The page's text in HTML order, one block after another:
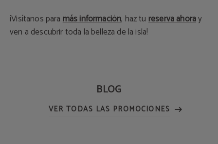
¡Visítanos paramás información, haz tu reserva ahoray
ven a descubrir toda la belleza de la isla!
BLOG